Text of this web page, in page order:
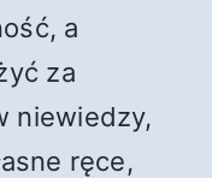
a
za
niewiedzy,
ręce,